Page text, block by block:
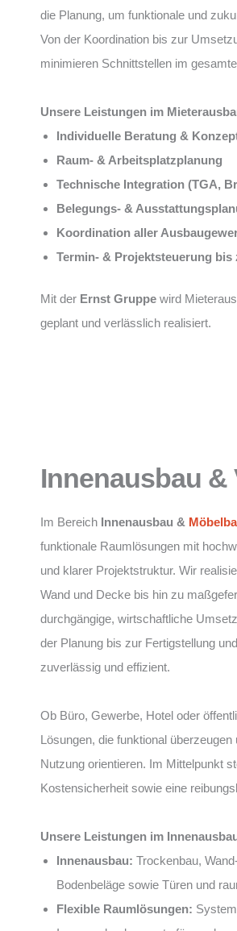
die Planung, um funktionale und
Von der Koordination bis zur
minimieren Schnittstellen im
Unsere Leistungen im
Individuelle Beratung &
Raum- & Arbeitsplatzplanung
Technische Integration (TGA,
Belegungs- &
Koordination aller
Termin- & Projektsteuerung bis
Mit der Ernst Gruppe wird
geplant und verlässlich realisiert.
Innenausbau &
Im Bereich Innenausbau &
funktionale Raumlösungen mit
und klarer Projektstruktur. Wir
Wand und Decke bis hin zu
durchgängige, wirtschaftliche
der Planung bis zur Fertigstellung
zuverlässig und effizient.
Ob Büro, Gewerbe, Hotel oder
Lösungen, die funktional
Nutzung orientieren. Im Mittelpunkt
Kostensicherheit sowie eine
Unsere Leistungen im
Innenausbau: Trockenbau,
Bodenbeläge sowie Türen und
Flexible Raumlösungen: